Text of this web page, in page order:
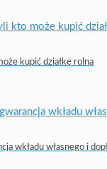
kupić działkę rolną
wkładu własnego i